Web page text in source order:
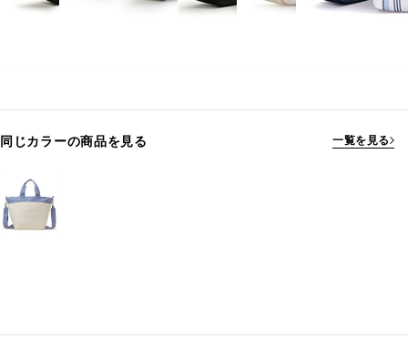
同じカラーの商品を見る 一覧を見る